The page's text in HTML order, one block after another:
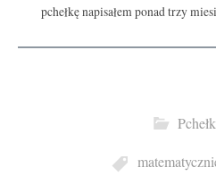
pchełkę napisałem ponad trzy